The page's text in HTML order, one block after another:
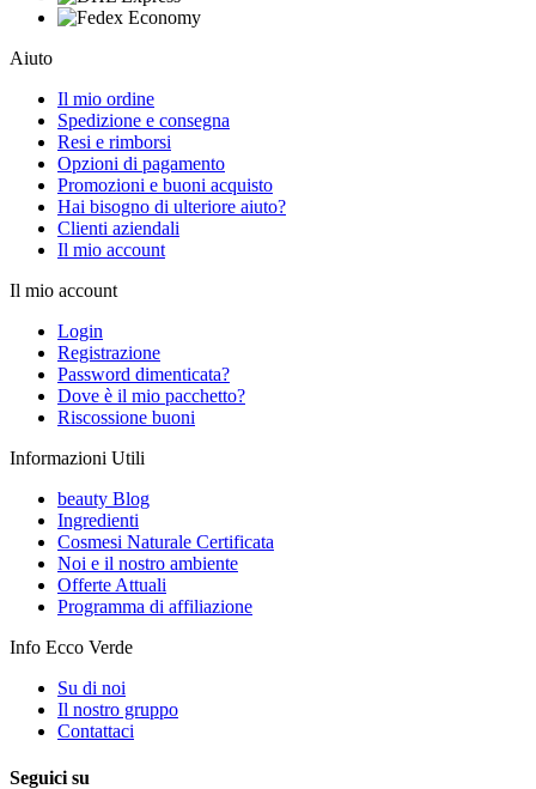
Aiuto
Il mio ordine
Spedizione e consegna
Resi e rimborsi
Opzioni di pagamento
Promozioni e buoni acquisto
Hai bisogno di ulteriore aiuto?
Clienti aziendali
Il mio account
Il mio account
Login
Registrazione
Password dimenticata?
Dove è il mio pacchetto?
Riscossione buoni
Informazioni Utili
beauty Blog
Ingredienti
Cosmesi Naturale Certificata
Noi e il nostro ambiente
Offerte Attuali
Programma di affiliazione
Info Ecco Verde
Su di noi
Il nostro gruppo
Contattaci
Seguici su